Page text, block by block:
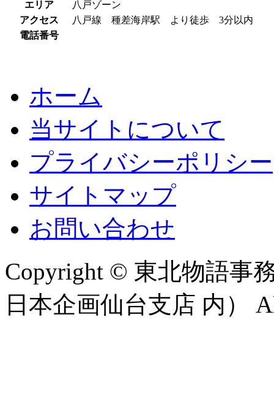
エリア
八戸ゾーン
アクセス
八戸線 種差海岸駅 より徒歩 3分以内
電話番号
ホーム
当サイトについて
プライバシーポリシー
サイトマップ
お問い合わせ
Copyright © 東北物語事
日本企画仙台支店 内）